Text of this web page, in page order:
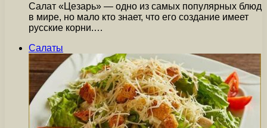
Салат «Цезарь» — одно из самых популярных блюд
в мире, но мало кто знает, что его создание имеет
русские корни.…
Салаты